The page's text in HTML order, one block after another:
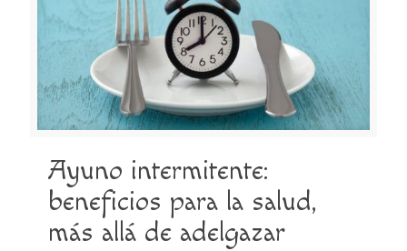
Ayuno intermitente:
beneficios para la salud,
más allá de adelgazar